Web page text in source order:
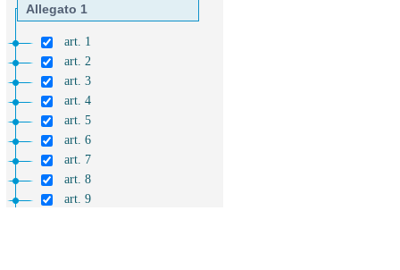
Allegato 1
art. 1
art. 2
art. 3
art. 4
art. 5
art. 6
art. 7
art. 8
art. 9